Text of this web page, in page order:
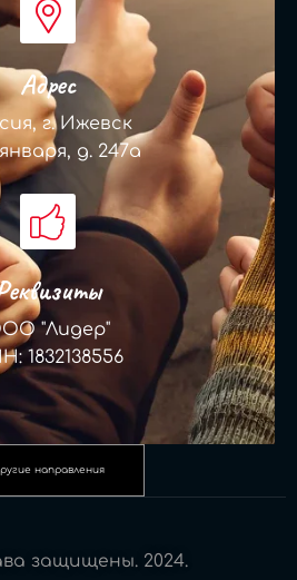
Адрес
г. Ижевск
д. 247а
"Лидер"
1832138556
направления
защищены. 2024.